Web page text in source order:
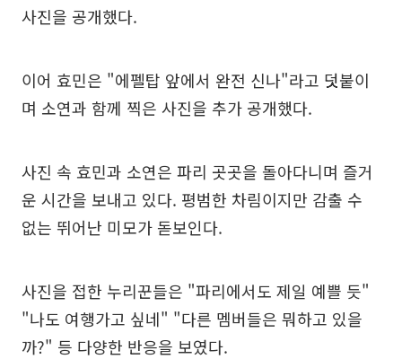
사진을 공개했다.
이어 효민은 "에펠탑 앞에서 완전 신나"라고 덧붙이
며 소연과 함께 찍은 사진을 추가 공개했다.
사진 속 효민과 소연은 파리 곳곳을 돌아다니며 즐거
운 시간을 보내고 있다. 평범한 차림이지만 감출 수
없는 뛰어난 미모가 돋보인다.
사진을 접한 누리꾼들은 "파리에서도 제일 예쁠 듯"
"나도 여행가고 싶네" "다른 멤버들은 뭐하고 있을
까?" 등 다양한 반응을 보였다.